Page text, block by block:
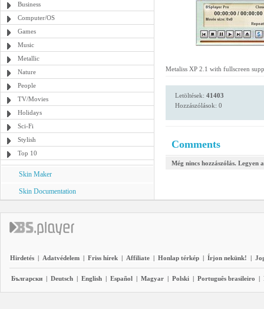
Business
Computer/OS
Games
Music
Metallic
Nature
People
TV/Movies
Holidays
Sci-Fi
Stylish
Top 10
Skin Maker
Skin Documentation
Metaliss XP 2.1 with fullscreen
Letöltések: 41403
Hozzászólások: 0
Comments
Még nincs hozzászólás. Legyen
Hirdetés | Adatvédelem | Friss hírek | Affiliate | Honlap térkép | Írjon nekünk! |
Български | Deutsch | English | Español | Magyar | Polski | Português brasileiro |